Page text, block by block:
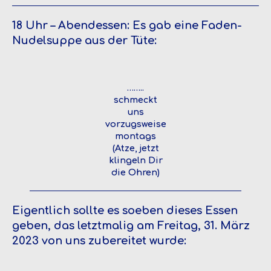
18 Uhr – Abendessen: Es gab eine Faden-
Nudelsuppe aus der Tüte:
……..
schmeckt
uns
vorzugsweise
montags
(Atze, jetzt
klingeln Dir
die Ohren)
Eigentlich sollte es soeben dieses Essen
geben, das letztmalig am Freitag, 31. März
2023 von uns zubereitet wurde: